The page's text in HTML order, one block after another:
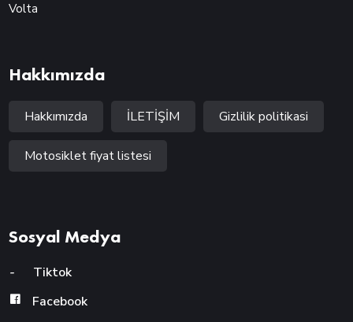
Volta
Hakkımızda
Hakkımızda İLETİŞİM Gizlilik politikasi
Motosiklet fiyat listesi
Sosyal Medya
-
Tiktok
Facebook